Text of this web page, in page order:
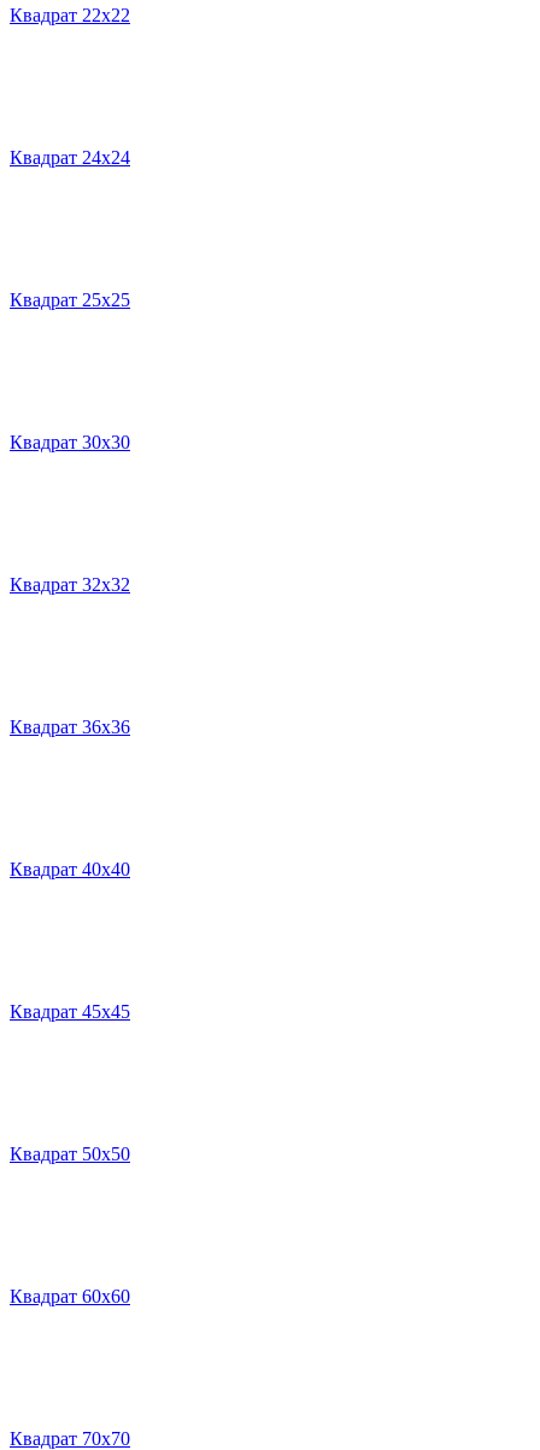
Квадрат 22х22
Квадрат 24х24
Квадрат 25х25
Квадрат 30х30
Квадрат 32х32
Квадрат 36х36
Квадрат 40х40
Квадрат 45х45
Квадрат 50х50
Квадрат 60х60
Квадрат 70х70